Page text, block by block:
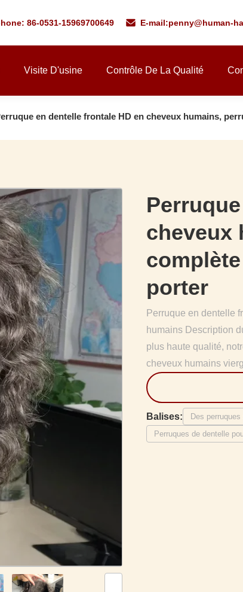
86-0531-15969700649 E-mail:penny@human-
Visite D'usine Contrôle De La Qualité
en dentelle frontale HD en cheveux humains,
cheveux
porter
Perruque en dentelle
humains Description
plus haute qualité,
cheveux humains
Balises:
Des
Perruques de dentelle